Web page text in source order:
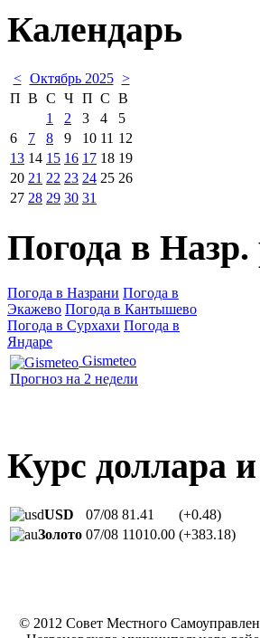
Календарь
< Октябрь 2025 >
П В С Ч П С В
1
2 3 4
5
6
7 8 9 10 11 12
13 14 15 16 17 18 19
20 21 22 23 24 25 26
27 28 29 30 31
Погода в Назр.
Погода в Назрани Погода в
Экажево Погода в Кантышево
Погода в Сурхахи Погода в
Яндаре
Gismeteo
Прогноз на 2 недели
Курс доллара и
USD 07/08 81.41
(+0.48)
Золото 07/08 11010.00 (+383.18)
© 2012 Совет Местного